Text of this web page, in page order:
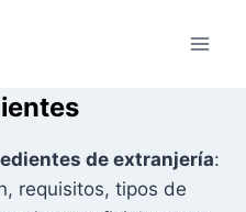
de extranjería:
requisitos, tipos de